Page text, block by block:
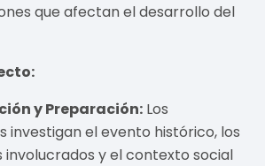
que afectan el desarrollo del
y Preparación: Los
investigan el evento histórico, los
involucrados y el contexto social